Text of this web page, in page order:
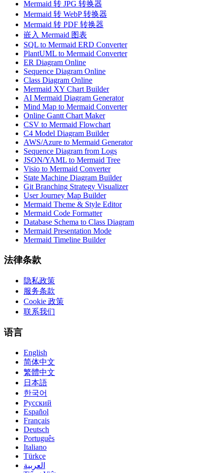
Mermaid 转 JPG 转换器
Mermaid 转 WebP 转换器
Mermaid 转 PDF 转换器
嵌入 Mermaid 图表
SQL to Mermaid ERD Converter
PlantUML to Mermaid Converter
ER Diagram Online
Sequence Diagram Online
Class Diagram Online
Mermaid XY Chart Builder
AI Mermaid Diagram Generator
Mind Map to Mermaid Converter
Online Gantt Chart Maker
CSV to Mermaid Flowchart
C4 Model Diagram Builder
AWS/Azure to Mermaid Generator
Sequence Diagram from Logs
JSON/YAML to Mermaid Tree
Visio to Mermaid Converter
State Machine Diagram Builder
Git Branching Strategy Visualizer
User Journey Map Builder
Mermaid Theme & Style Editor
Mermaid Code Formatter
Database Schema to Class Diagram
Mermaid Presentation Mode
Mermaid Timeline Builder
法律条款
隐私政策
服务条款
Cookie 政策
联系我们
语言
English
简体中文
繁體中文
日本語
한국어
Русский
Español
Français
Deutsch
Português
Italiano
Türkçe
العربية